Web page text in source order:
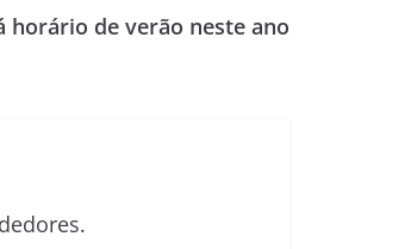
horário de verão neste ano